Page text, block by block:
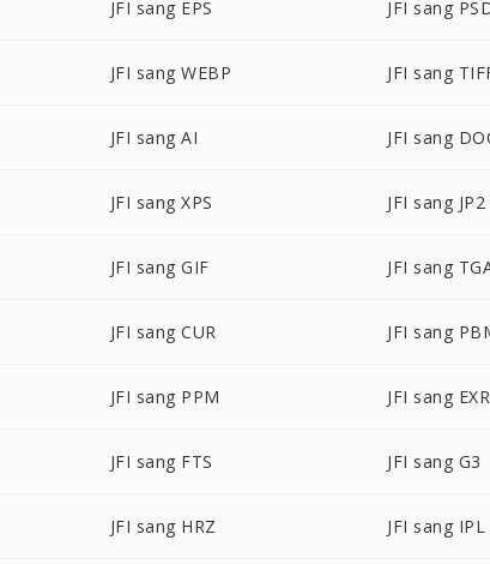
JFI sang EPS JFI sang
JFI sang WEBP JFI sang
JFI sang AI JFI sang
JFI sang XPS JFI sang JP2
JFI sang GIF JFI sang
JFI sang CUR JFI sang
JFI sang PPM JFI sang EXR
JFI sang FTS JFI sang G3
JFI sang HRZ JFI sang IPL